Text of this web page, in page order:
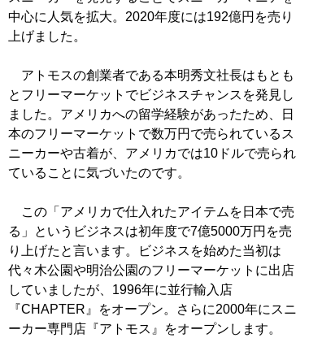
中心に人気を拡大。2020年度には192億円を売り
上げました。
アトモスの創業者である本明秀文社長はもとも
とフリーマーケットでビジネスチャンスを発見し
ました。アメリカへの留学経験があったため、日
本のフリーマーケットで数万円で売られているス
ニーカーや古着が、アメリカでは10ドルで売られ
ていることに気づいたのです。
この「アメリカで仕入れたアイテムを日本で売
る」というビジネスは初年度で7億5000万円を売
り上げたと言います。ビジネスを始めた当初は
代々木公園や明治公園のフリーマーケットに出店
していましたが、1996年に並行輸入店
『CHAPTER』をオープン。さらに2000年にスニ
ーカー専門店『アトモス』をオープンします。